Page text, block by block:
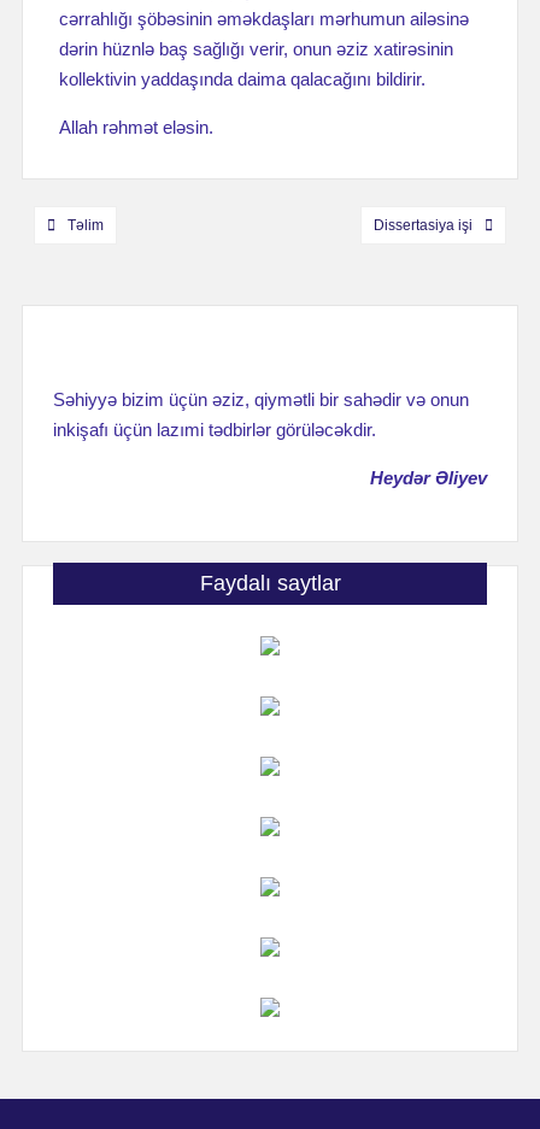
cərrahlığı şöbəsinin əməkdaşları mərhumun ailəsinə
dərin hüznlə baş sağlığı verir, onun əziz xatirəsinin
kollektivin yaddaşında daima qalacağını bildirir.
Allah rəhmət eləsin.
Навигация
записям
Təlim Dissertasiya işi
Səhiyyə bizim üçün əziz, qiymətli bir sahədir və onun
inkişafı üçün lazımi tədbirlər görüləcəkdir.
Heydər Əliyev
Faydalı saytlar